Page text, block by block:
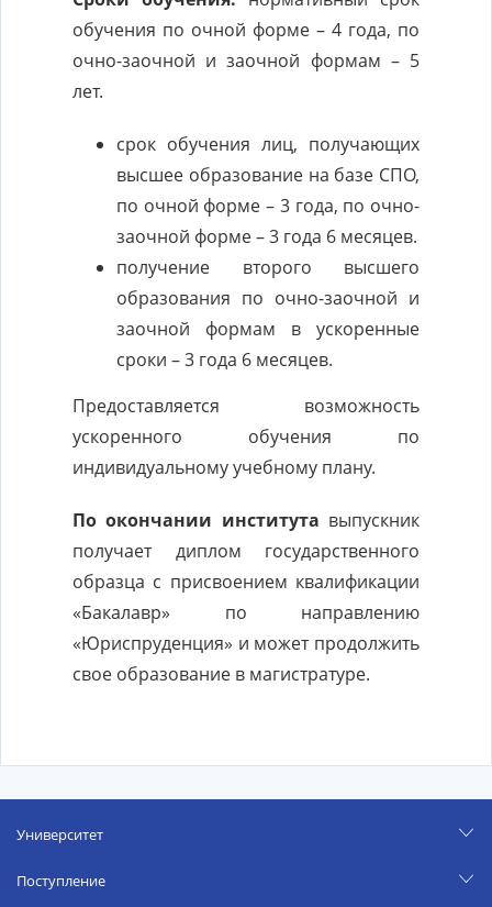
обучения по очной форме – 4 года, по
очно-заочной и заочной формам – 5
лет.
срок обучения лиц, получающих
высшее образование на базе СПО,
по очной форме – 3 года, по очно-
заочной форме – 3 года 6 месяцев.
получение второго высшего
образования по очно-заочной и
заочной формам в ускоренные
сроки – 3 года 6 месяцев.
Предоставляется возможность
ускоренного обучения по
индивидуальному учебному плану.
По окончании института выпускник
получает диплом государственного
образца с присвоением квалификации
«Бакалавр» по направлению
«Юриспруденция» и может продолжить
свое образование в магистратуре.
Университет
Поступление